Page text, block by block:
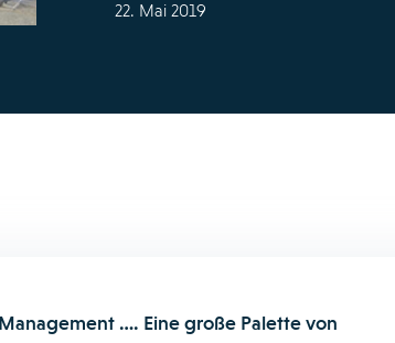
22. Mai 2019
…. Eine große Palette von